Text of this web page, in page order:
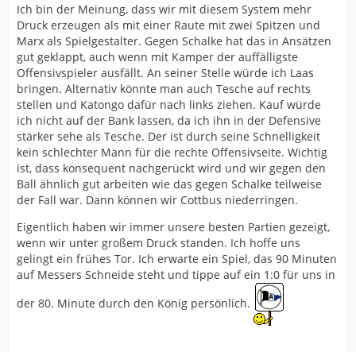
Ich bin der Meinung, dass wir mit diesem System mehr
Druck erzeugen als mit einer Raute mit zwei Spitzen und
Marx als Spielgestalter. Gegen Schalke hat das in Ansätzen
gut geklappt, auch wenn mit Kamper der auffälligste
Offensivspieler ausfällt. An seiner Stelle würde ich Laas
bringen. Alternativ könnte man auch Tesche auf rechts
stellen und Katongo dafür nach links ziehen. Kauf würde
ich nicht auf der Bank lassen, da ich ihn in der Defensive
stärker sehe als Tesche. Der ist durch seine Schnelligkeit
kein schlechter Mann für die rechte Offensivseite. Wichtig
ist, dass konsequent nachgerückt wird und wir gegen den
Ball ähnlich gut arbeiten wie das gegen Schalke teilweise
der Fall war. Dann können wir Cottbus niederringen.
Eigentlich haben wir immer unsere besten Partien gezeigt,
wenn wir unter großem Druck standen. Ich hoffe uns
gelingt ein frühes Tor. Ich erwarte ein Spiel, das 90 Minuten
auf Messers Schneide steht und tippe auf ein 1:0 für uns in
der 80. Minute durch den König persönlich.